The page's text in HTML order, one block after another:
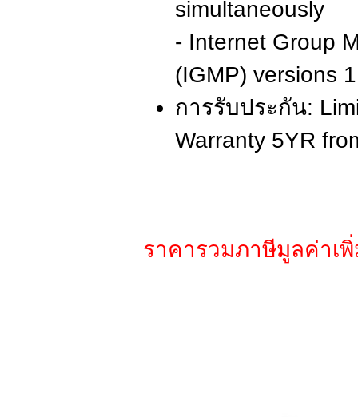
simultaneously
- Internet Group
(IGMP) versions
การรับประกัน:
Warranty 5YR
ราคารวมภาษีมูลค่าเ